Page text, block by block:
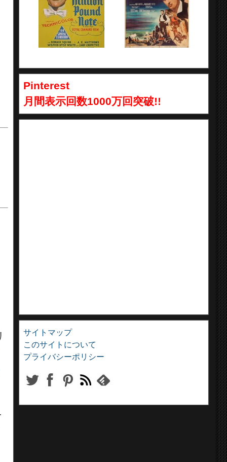
Pinterest
月間表示回数1000万回突破!!
サイトマップ
このサイトについて
プライバシーポリシー